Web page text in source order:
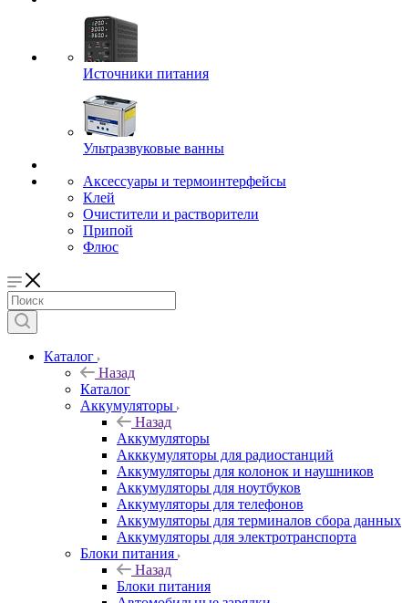
Источники питания
Ультразвуковые ванны
Аксессуары и термоинтерфейсы
Клей
Очистители и растворители
Припой
Флюс
Каталог
Назад
Каталог
Аккумуляторы
Назад
Аккумуляторы
Акккумуляторы для радиостанций
Аккумуляторы для колонок и наушников
Аккумуляторы для ноутбуков
Аккумуляторы для телефонов
Аккумуляторы для терминалов сбора данных
Аккумуляторы для электротранспорта
Блоки питания
Назад
Блоки питания